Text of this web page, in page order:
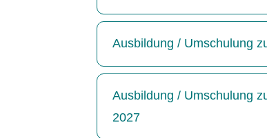
Ausbildung / Umschulung
Ausbildung / Umschulung
2027